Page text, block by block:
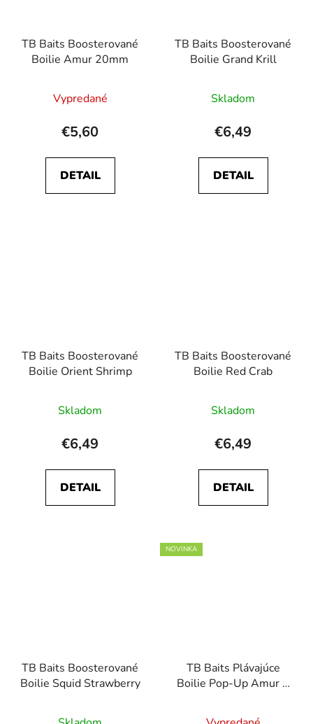
TB Baits Boosterované
Boilie Amur 20mm
Vypredané
€5,60
DETAIL
TB Baits Boosterované
Boilie Grand Krill
Skladom
€6,49
DETAIL
TB Baits Boosterované
Boilie Orient Shrimp
Skladom
€6,49
DETAIL
TB Baits Boosterované
Boilie Red Crab
Skladom
€6,49
DETAIL
TB Baits Boosterované
Boilie Squid Strawberry
NOVINKA
TB Baits Plávajúce
Boilie Pop-Up Amur +